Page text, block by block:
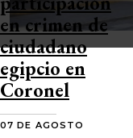
en crimen de
ciudadano
egipcio en
Coronel
07 DE AGOSTO